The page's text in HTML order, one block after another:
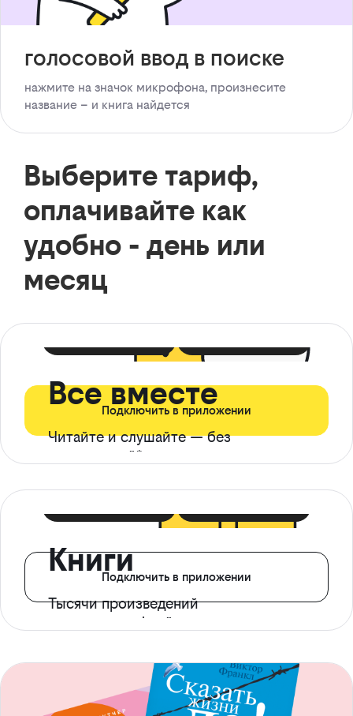
голосовой ввод в поиске
нажмите на значок микрофона, произнесите
название – и книга найдется
Выберите тариф,
оплачивайте как
удобно - день или
месяц
Все вместе
Читайте и слушайте — без
ограничений*
Подключить в приложении
Книги
Тысячи произведений
с доступом офлайн
Подключить в приложении